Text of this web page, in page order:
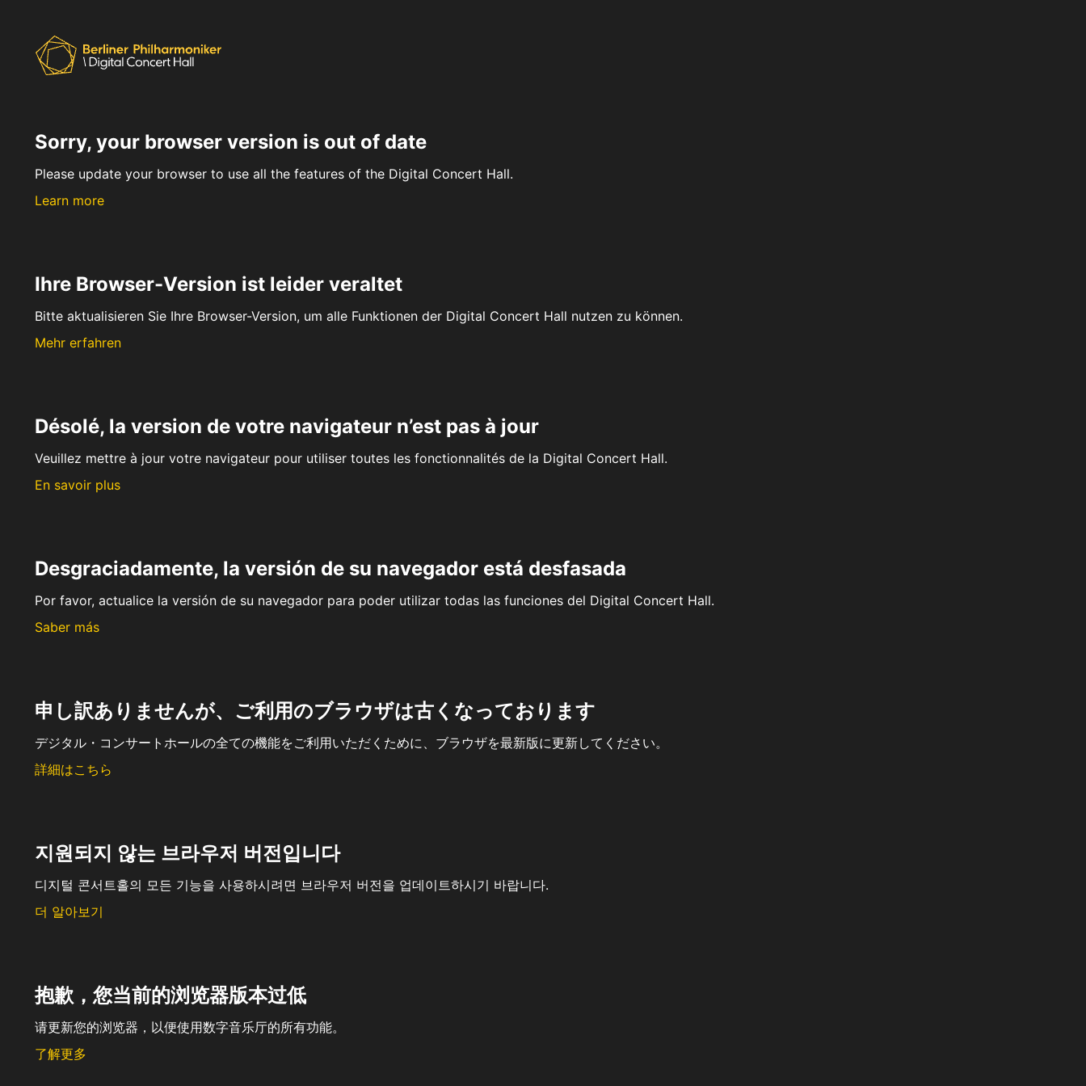
Sorry, your browser version is out of date
Please update your browser to use all the features of the Digital Concert Hall.
Learn more
Ihre Browser-Version ist leider veraltet
Bitte aktualisieren Sie Ihre Browser-Version, um alle Funktionen der Digital Concert Hall nutzen zu können.
Mehr erfahren
Désolé, la version de votre navigateur n’est pas à jour
Veuillez mettre à jour votre navigateur pour utiliser toutes les fonctionnalités de la Digital Concert Hall.
En savoir plus
Desgraciadamente, la versión de su navegador está desfasada
Por favor, actualice la versión de su navegador para poder utilizar todas las funciones del Digital Concert Hall.
Saber más
申し訳ありませんが、ご利用のブラウザは古くなっております
デジタル・コンサートホールの全ての機能をご利用いただくために、ブラウザを最新版に更新してください。
詳細はこちら
지원되지 않는 브라우저 버전입니다
디지털 콘서트홀의 모든 기능을 사용하시려면 브라우저 버전을 업데이트하시기 바랍니다.
더 알아보기
抱歉，您当前的浏览器版本过低
请更新您的浏览器，以便使用数字音乐厅的所有功能。
了解更多